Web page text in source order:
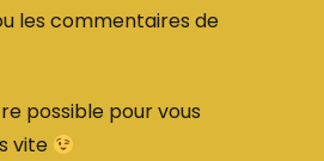
les commentaires de
possible pour vous
vite